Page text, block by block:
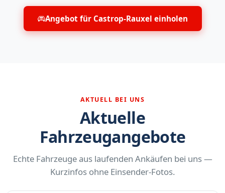
Angebot für Castrop-Rauxel einholen
AKTUELL BEI UNS
Aktuelle
Fahrzeugangebote
Echte Fahrzeuge aus laufenden Ankäufen bei uns —
Kurzinfos ohne Einsender-Fotos.